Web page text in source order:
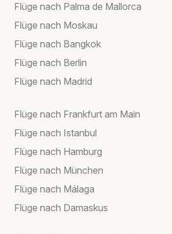
Flüge nach Palma de Mallorca
Flüge nach Moskau
Flüge nach Bangkok
Flüge nach Berlin
Flüge nach Madrid
Flüge nach Frankfurt am Main
Flüge nach Istanbul
Flüge nach Hamburg
Flüge nach München
Flüge nach Málaga
Flüge nach Damaskus